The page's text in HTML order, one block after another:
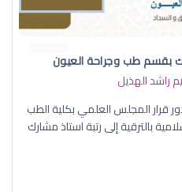
بقسم طب وجراحة العيون
راشد الهذيل
قرار المجلس العلمي بكلية الطب
بالترقية إلى رتبة استاذ مشارك